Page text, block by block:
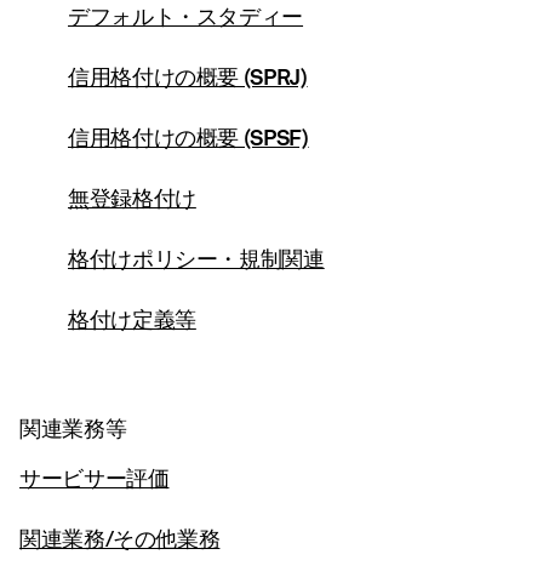
デフォルト・スタディー
信用格付けの概要 (SPRJ)
信用格付けの概要 (SPSF)
無登録格付け
格付けポリシー・規制関連
格付け定義等
関連業務等
サービサー評価
関連業務/その他業務